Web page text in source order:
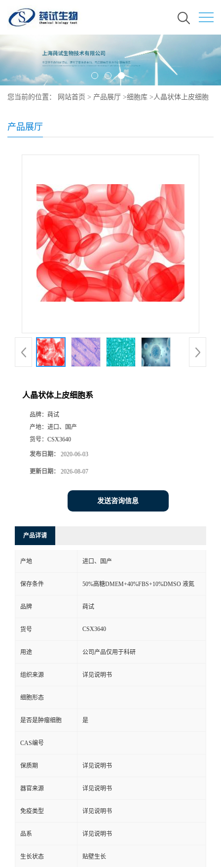
您当前的位置： 网站首页 > 产品展厅 >细胞库 >人晶状体上皮细胞
产品展厅
人晶状体上皮细胞系
品牌： 莼试
产地： 进口、国产
货号： CSX3640
发布日期： 2020-06-03
更新日期： 2026-08-07
发送咨询信息
产品详请
产地 进口、国产
保存条件 50%高糖DMEM+40%FBS+10%DMSO 液氮
品牌 莼试
货号 CSX3640
用途 公司产品仅用于科研
组织来源 详见说明书
细胞形态
是否是肿瘤细胞 是
CAS编号
保质期 详见说明书
器官来源 详见说明书
免疫类型 详见说明书
品系 详见说明书
生长状态 贴壁生长